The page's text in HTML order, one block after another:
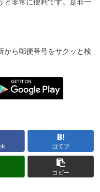
と非常に便利です。是非一
から郵便番号をサクッと検
はてブ
コピー